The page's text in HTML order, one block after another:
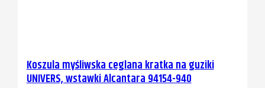
Koszula myśliwska ceglana kratka na guziki
UNIVERS, wstawki Alcantara 94154-940